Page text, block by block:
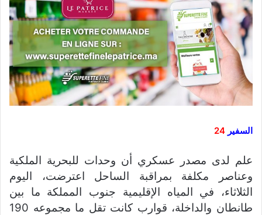
السفير 24
علم لدى مصدر عسكري أن وحدات للبحرية الملكية
وعناصر مكلفة بمراقبة الساحل اعترضت، اليوم
الثلاثاء، في المياه الإقليمية جنوب المملكة ما بين
طانطان والداخلة، قوارب كانت تقل ما مجموعه 190